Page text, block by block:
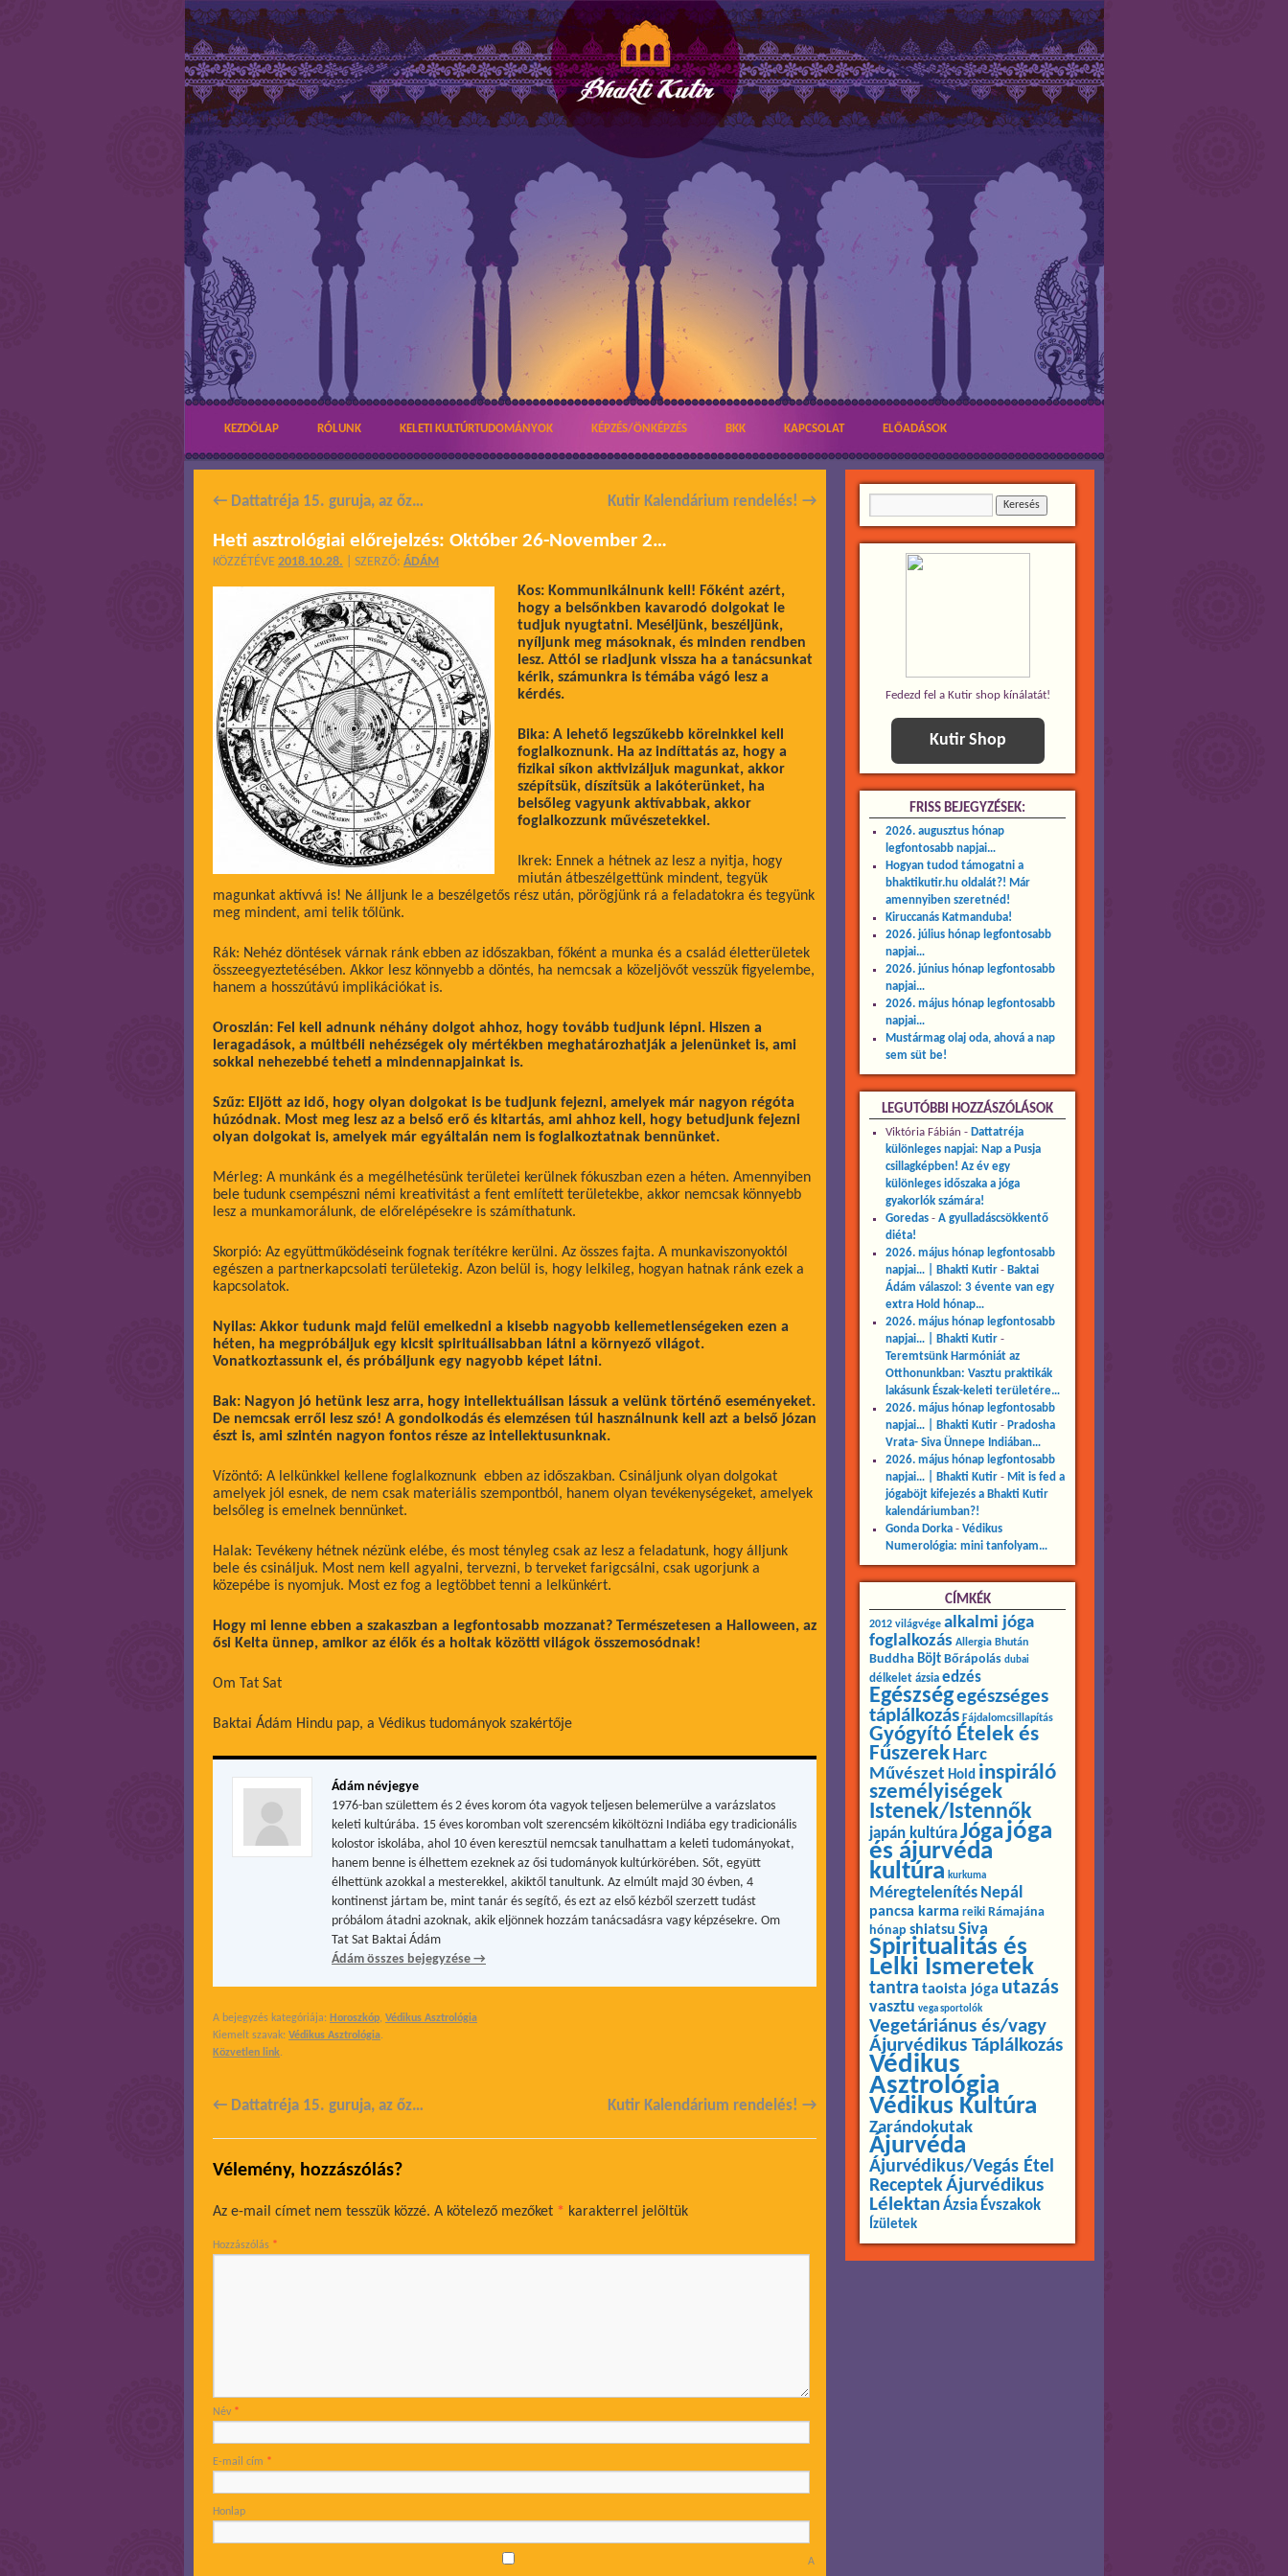
KEZDŐLAP RÓLUNK KELETI KULTÚRTUDOMÁNYOK KÉPZÉS/ÖNKÉPZÉS BKK KAPCSOLAT ELŐADÁSOK
← Dattatréja 15. guruja, az őz… Kutir Kalendárium rendelés! →
Heti asztrológiai előrejelzés: Október 26-November 2…
KÖZZÉTÉVE 2018.10.28. SZERZŐ: ÁDÁM
Kos: Kommunikálnunk kell! Főként azért,
hogy a belsőnkben kavarodó dolgokat le
tudjuk nyugtatni. Meséljünk, beszéljünk,
nyíljunk meg másoknak, és minden rendben
lesz. Attól se riadjunk vissza ha a tanácsunkat
kérik, számunkra is témába vágó lesz a
kérdés.
Bika: A lehető legszűkebb köreinkkel kell
foglalkoznunk. Ha az indíttatás az, hogy a
fizikai síkon aktivizáljuk magunkat, akkor
szépítsük, díszítsük a lakóterünket, ha
belsőleg vagyunk aktívabbak, akkor
foglalkozzunk művészetekkel.
Ikrek: Ennek a hétnek az lesz a nyitja, hogy
miután átbeszélgettünk mindent, tegyük
magunkat aktívvá is! Ne álljunk le a beszélgetős rész után, pörögjünk rá a feladatokra és tegyünk
meg mindent, ami telik tőlünk.
Rák: Nehéz döntések várnak ránk ebben az időszakban, főként a munka és a család életterületek
összeegyeztetésében. Akkor lesz könnyebb a döntés, ha nemcsak a közeljövőt vesszük figyelembe,
hanem a hosszútávú implikációkat is.
Oroszlán: Fel kell adnunk néhány dolgot ahhoz, hogy tovább tudjunk lépni. Hiszen a
leragadások, a múltbéli nehézségek oly mértékben meghatározhatják a jelenünket is, ami
sokkal nehezebbé teheti a mindennapjainkat is.
Szűz: Eljött az idő, hogy olyan dolgokat is be tudjunk fejezni, amelyek már nagyon régóta
húzódnak. Most meg lesz az a belső erő és kitartás, ami ahhoz kell, hogy betudjunk fejezni
olyan dolgokat is, amelyek már egyáltalán nem is foglalkoztatnak bennünket.
Mérleg: A munkánk és a megélhetésünk területei kerülnek fókuszban ezen a héten. Amennyiben
bele tudunk csempészni némi kreativitást a fent említett területekbe, akkor nemcsak könnyebb
lesz a munkamorálunk, de előrelépésekre is számíthatunk.
Skorpió: Az együttműködéseink fognak terítékre kerülni. Az összes fajta. A munkaviszonyoktól
egészen a partnerkapcsolati területekig. Azon belül is, hogy lelkileg, hogyan hatnak ránk ezek a
kapcsolatok.
Nyilas: Akkor tudunk majd felül emelkedni a kisebb nagyobb kellemetlenségeken ezen a
héten, ha megpróbáljuk egy kicsit spirituálisabban látni a környező világot.
Vonatkoztassunk el, és próbáljunk egy nagyobb képet látni.
Bak: Nagyon jó hetünk lesz arra, hogy intellektuálisan lássuk a velünk történő eseményeket.
De nemcsak erről lesz szó! A gondolkodás és elemzésen túl használnunk kell azt a belső józan
észt is, ami szintén nagyon fontos része az intellektusunknak.
Vízöntő: A lelkünkkel kellene foglalkoznunk ebben az időszakban. Csináljunk olyan dolgokat
amelyek jól esnek, de nem csak materiális szempontból, hanem olyan tevékenységeket, amelyek
belsőleg is emelnek bennünket.
Halak: Tevékeny hétnek nézünk elébe, és most tényleg csak az lesz a feladatunk, hogy álljunk
bele és csináljuk. Most nem kell agyalni, tervezni, b terveket farigcsálni, csak ugorjunk a
közepébe is nyomjuk. Most ez fog a legtöbbet tenni a lelkünkért.
Hogy mi lenne ebben a szakaszban a legfontosabb mozzanat? Természetesen a Halloween, az
ősi Kelta ünnep, amikor az élők és a holtak közötti világok összemosódnak!
Om Tat Sat
Baktai Ádám Hindu pap, a Védikus tudományok szakértője
Ádám névjegye
1976-ban születtem és 2 éves korom óta vagyok teljesen belemerülve a varázslatos
keleti kultúrába. 15 éves koromban volt szerencsém kiköltözni Indiába egy tradicionális
kolostor iskolába, ahol 10 éven keresztül nemcsak tanulhattam a keleti tudományokat,
hanem benne is élhettem ezeknek az ősi tudományok kultúrkörében. Sőt, együtt
élhettünk azokkal a mesterekkel, akiktől tanultunk. Az elmúlt majd 30 évben, 4
kontinenst jártam be, mint tanár és segítő, és ezt az első kézből szerzett tudást
próbálom átadni azoknak, akik eljönnek hozzám tanácsadásra vagy képzésekre. Om
Tat Sat Baktai Ádám
Ádám összes bejegyzése →
A bejegyzés kategóriája: Horoszkóp, Védikus Asztrológia
Kiemelt szavak: Védikus Asztrológia.
Közvetlen link.
← Dattatréja 15. guruja, az őz… Kutir Kalendárium rendelés! →
Vélemény, hozzászólás?
Az e-mail címet nem tesszük közzé. A kötelező mezőket * karakterrel jelöltük
Hozzászólás *
Név *
E-mail cím *
Honlap
A
Fedezd fel a Kutir shop kínálatát!
Kutir Shop
FRISS BEJEGYZÉSEK:
2026. augusztus hónap
legfontosabb napjai…
Hogyan tudod támogatni a
bhaktikutir.hu oldalát?! Már
amennyiben szeretnéd!
Kiruccanás Katmanduba!
2026. július hónap legfontosabb
napjai…
2026. június hónap legfontosabb
napjai…
2026. május hónap legfontosabb
napjai…
Mustármag olaj oda, ahová a nap
sem süt be!
LEGUTÓBBI HOZZÁSZÓLÁSOK
Viktória Fábián - Dattatréja
különleges napjai: Nap a Pusja
csillagképben! Az év egy
különleges időszaka a jóga
gyakorlók számára!
Goredas- A gyulladáscsökkentő
diéta!
2026. május hónap legfontosabb
napjai… | Bhakti Kutir- Baktai
Ádám válaszol: 3 évente van egy
extra Hold hónap…
2026. május hónap legfontosabb
napjai… | Bhakti Kutir-
Teremtsünk Harmóniát az
Otthonunkban: Vasztu praktikák
lakásunk Észak-keleti területére…
2026. május hónap legfontosabb
napjai… | Bhakti Kutir- Pradosha
Vrata- Siva Ünnepe Indiában…
2026. május hónap legfontosabb
napjai… | Bhakti Kutir- Mit is fed a
jógaböjt kifejezés a Bhakti Kutir
kalendáriumban?!
Gonda Dorka- Védikus
Numerológia: mini tanfolyam…
CÍMKÉK
2012 világvége alkalmi jóga
foglalkozás Allergia Bhután
Buddha Böjt Bőrápolás dubai
délkelet ázsia edzés
Egészségegészséges
táplálkozás Fájdalomcsillapítás
Gyógyító Ételek és
Fűszerek Harc
Művészet Hold inspiráló
személyiségek
Istenek/Istennők
japán kultúraJóga jóga
és ájurvéda
kultúra kurkuma
Méregtelenítés Nepál
pancsa karma reiki Rámajána
hónap shiatsu Siva
Spiritualitás és
Lelki Ismeretek
tantra taoista jóga utazás
vasztu vega sportolók
Vegetáriánus és/vagy
Ájurvédikus Táplálkozás
Védikus
Asztrológia
Védikus Kultúra
Zarándokutak
Ájurvéda
Ájurvédikus/Vegás Étel
ReceptekÁjurvédikus
LélektanÁzsia Évszakok
Ízületek